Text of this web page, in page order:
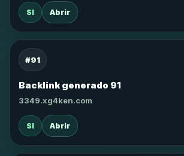
SI Abrir
#91
Backlink generado 91
3349.xg4ken.com
SI Abrir